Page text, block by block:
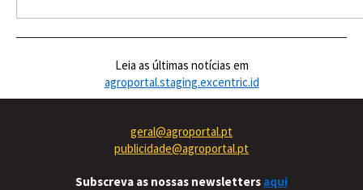
Leia as últimas notícias em
agroportal.staging.excentric.id
geral@agroportal.pt
publicidade@agroportal.pt
Subscreva as nossas newsletters aqui